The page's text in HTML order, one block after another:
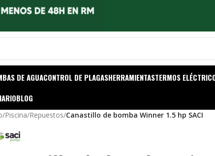
DE AGUACONTROL DE PLAGASHERRAMIENTASTERMOS
BLOG
/Piscina/Repuestos/Canastillo de bomba Winner 1.5 hp SACI